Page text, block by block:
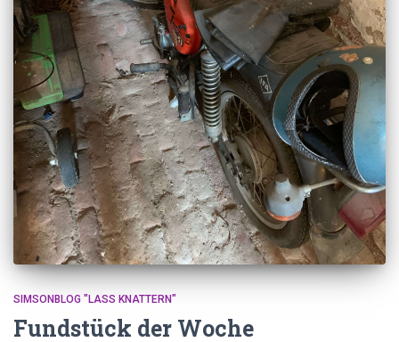
SIMSONBLOG "LASS KNATTERN"
Fundstück der Woche